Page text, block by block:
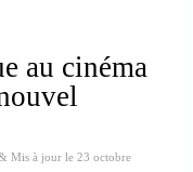
au cinéma
Mis à jour le 23 octobre